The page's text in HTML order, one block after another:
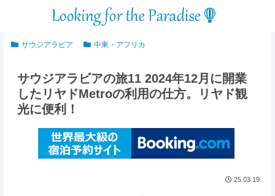
サウジアラビア 中東・アフリカ
サウジアラビアの旅11 2024年12月に開業
したリヤドMetroの利用の仕方。リヤド観
光に便利！
25.03.19.